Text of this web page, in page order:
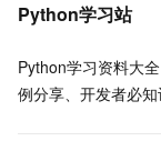
Python学习站
Python学习资料大
例分享、开发者必知